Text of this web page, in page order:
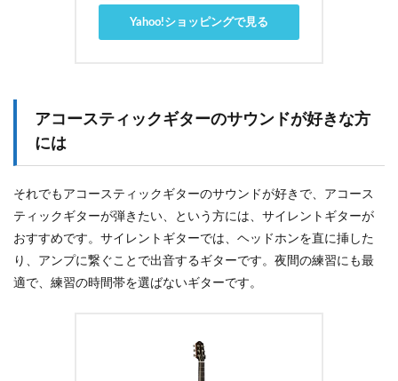
Yahoo!ショッピングで見る
アコースティックギターのサウンドが好きな方
には
それでもアコースティックギターのサウンドが好きで、アコース
ティックギターが弾きたい、という方には、サイレントギターが
おすすめです。サイレントギターでは、ヘッドホンを直に挿した
り、アンプに繋ぐことで出音するギターです。夜間の練習にも最
適で、練習の時間帯を選ばないギターです。